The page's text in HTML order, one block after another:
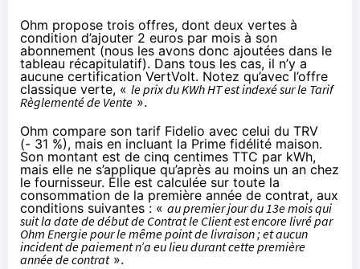
Ohm propose trois offres, dont deux vertes à
condition d’ajouter 2 euros par mois à son
abonnement (nous les avons donc ajoutées dans le
tableau récapitulatif). Dans tous les cas, il n’y a
aucune certification VertVolt. Notez qu’avec l’offre
classique verte, « le prix du KWh HT est indexé sur le Tarif
Règlementé de Vente ».
Ohm compare son tarif Fidelio avec celui du TRV
(- 31 %), mais en incluant la Prime fidélité maison.
Son montant est de cinq centimes TTC par kWh,
mais elle ne s’applique qu’après au moins un an chez
le fournisseur. Elle est calculée sur toute la
consommation de la première année de contrat, aux
conditions suivantes : « au premier jour du 13e mois qui
suit la date de début de Contrat le Client est encore livré par
Ohm Energie pour le même point de livraison ; et aucun
incident de paiement n’a eu lieu durant cette première
année de contrat».